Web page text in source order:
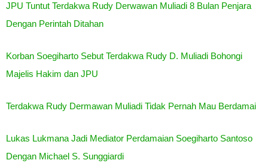
JPU Tuntut Terdakwa Rudy Derwawan Muliadi 8 Bulan Penjara
Dengan Perintah Ditahan
Korban Soegiharto Sebut Terdakwa Rudy D. Muliadi Bohongi
Majelis Hakim dan JPU
Terdakwa Rudy Dermawan Muliadi Tidak Pernah Mau Berdamai
Lukas Lukmana Jadi Mediator Perdamaian Soegiharto Santoso
Dengan Michael S. Sunggiardi